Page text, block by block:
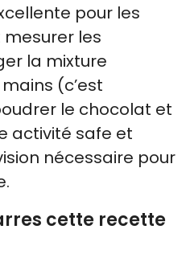
pour les
les
la mixture
(c’est
le chocolat et
activité safe et
nécessaire pour
cette recette